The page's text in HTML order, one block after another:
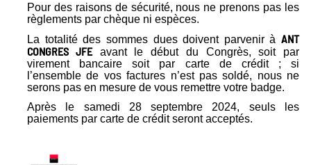
Pour des raisons de sécurité, nous ne prenons pas les
règlements par chèque ni espèces.
La totalité des sommes dues doivent parvenir à ANT
CONGRES JFEavant le début du Congrès, soit par
virement bancaire soit par carte de crédit ; si
l’ensemble de vos factures n’est pas soldé, nous ne
serons pas en mesure de vous remettre votre badge.
Après le samedi 28 septembre 2024, seuls les
paiements par carte de crédit seront acceptés.